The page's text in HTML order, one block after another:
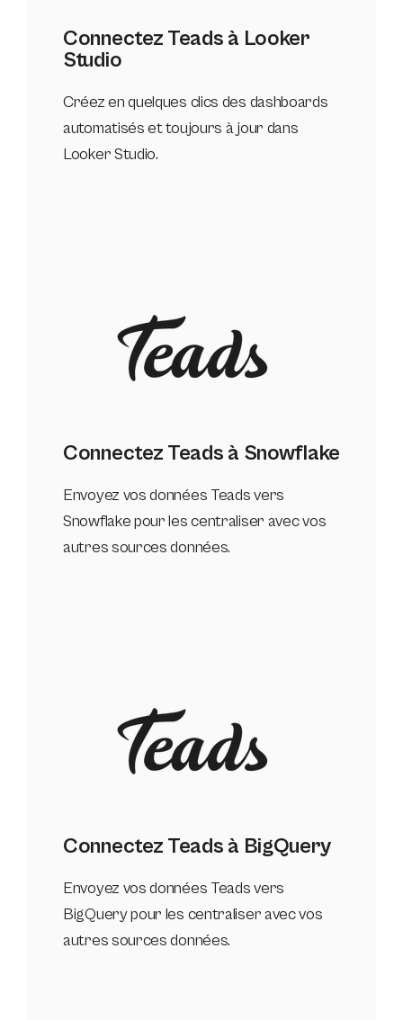
Connectez Teads à Looker
Studio
Créez en quelques clics des dashboards
automatisés et toujours à jour dans
Looker Studio.
Connectez Teads à Snowflake
Envoyez vos données Teads vers
Snowflake pour les centraliser avec vos
autres sources données.
Connectez Teads à BigQuery
Envoyez vos données Teads vers
BigQuery pour les centraliser avec vos
autres sources données.